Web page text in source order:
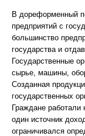
В дореформенный
предприятий с
большинство
государства и
Государственные
сырье, машины,
Созданная
государственных
Граждане работали
один источник
ограничивался